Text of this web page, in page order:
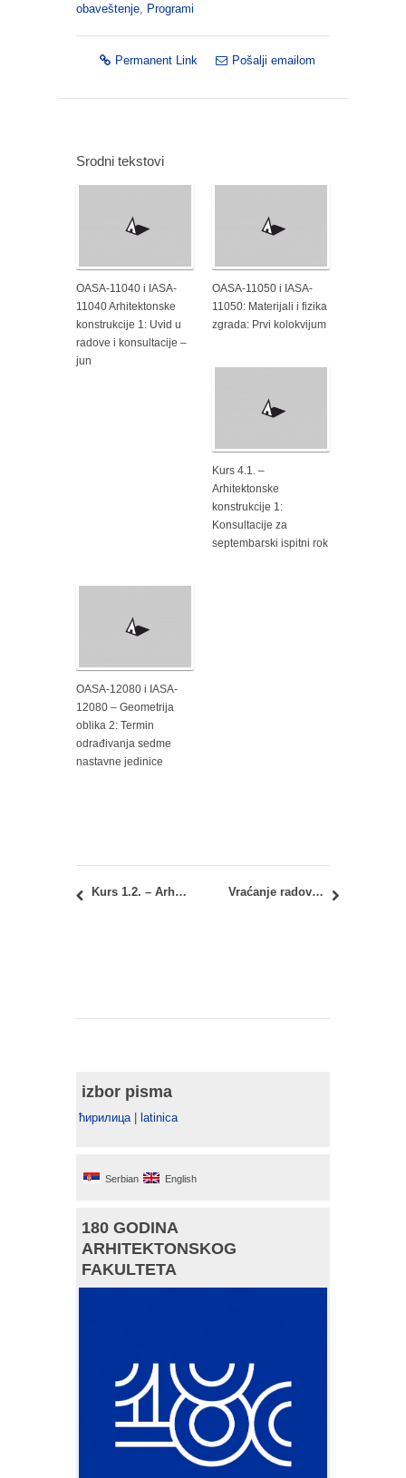
obaveštenje, Programi
Permanent Link Pošalji emailom
Srodni tekstovi
OASA-11040 i IASA-
11040 Arhitektonske
konstrukcije 1: Uvid u
radove i konsultacije –
jun
OASA-11050 i IASA-
11050: Materijali i fizika
zgrada: Prvi kolokvijum
Kurs 4.1. –
Arhitektonske
konstrukcije 1:
Konsultacije za
septembarski ispitni rok
OASA-12080 i IASA-
12080 – Geometrija
oblika 2: Termin
odrađivanja sedme
nastavne jedinice
Kurs 1.2. – Arhitektura danas: Vraćanje zapisnika i kompletiranje elaborata Vraćanje radova i RIBA zapisnika: doc. dr Ruža Okrajnov-Bajić
izbor pisma
ћирилица| latinica
Serbian English
180 GODINA
ARHITEKTONSKOG
FAKULTETA